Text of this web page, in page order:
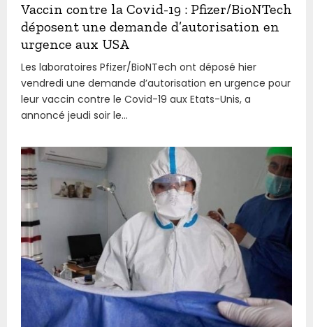
Vaccin contre la Covid-19 : Pfizer/BioNTech
déposent une demande d’autorisation en
urgence aux USA
Les laboratoires Pfizer/BioNTech ont déposé hier
vendredi une demande d’autorisation en urgence pour
leur vaccin contre le Covid-19 aux Etats-Unis, a
annoncé jeudi soir le...